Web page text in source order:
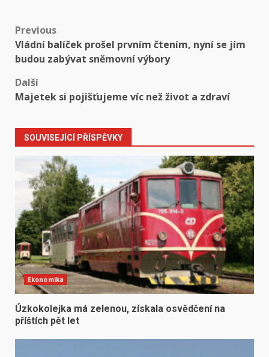
Post
navigation
Previous
Vládní balíček prošel prvním čtením, nyní se jím
budou zabývat sněmovní výbory
Další
Majetek si pojišťujeme víc než život a zdraví
SOUVISEJÍCÍ PŘÍSPĚVKY
Ekonomika
Úzkokolejka má zelenou, získala osvědčení na
příštích pět let